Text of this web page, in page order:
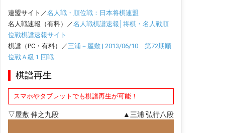
連盟サイト／名人戦・順位戦：日本将棋連盟
名人戦速報（有料）／名人戦棋譜速報│将棋・名人戦順
位戦棋譜速報サイト
棋譜（PC・有料）／三浦－屋敷 | 2013/06/10 第72期順
位戦Ａ級１回戦
棋譜再生
スマホやタブレットでも棋譜再生が可能！
▽屋敷 伸之九段 ▲三浦 弘行八段